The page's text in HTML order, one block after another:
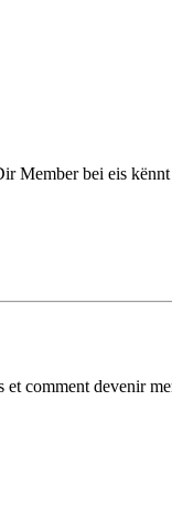
Member bei eis
et comment devenir